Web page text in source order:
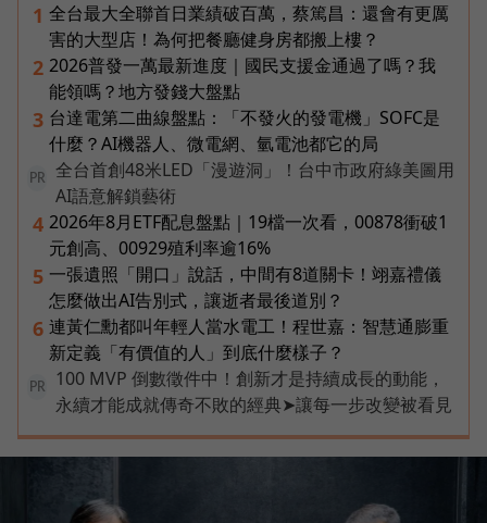
1 全台最大全聯首日業績破百萬，蔡篤昌：還會有更厲
害的大型店！為何把餐廳健身房都搬上樓？
2 2026普發一萬最新進度｜國民支援金通過了嗎？我
能領嗎？地方發錢大盤點
3 台達電第二曲線盤點：「不發火的發電機」SOFC是
什麼？AI機器人、微電網、氫電池都它的局
PR
全台首創48米LED「漫遊洞」！台中市政府綠美圖用
AI語意解鎖藝術
4 2026年8月ETF配息盤點｜19檔一次看，00878衝破1
元創高、00929殖利率逾16%
5 一張遺照「開口」說話，中間有8道關卡！翊嘉禮儀
怎麼做出AI告別式，讓逝者最後道別？
6 連黃仁勳都叫年輕人當水電工！程世嘉：智慧通膨重
新定義「有價值的人」到底什麼樣子？
PR
100 MVP 倒數徵件中！創新才是持續成長的動能，
永續才能成就傳奇不敗的經典➤讓每一步改變被看見